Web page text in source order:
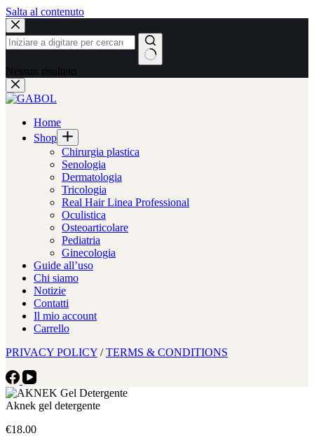
Salta al contenuto
Nessun risultato
Home
Shop
Chirurgia plastica
Senologia
Dermatologia
Tricologia
Real Hair Linea Professional
Oculistica
Osteoarticolare
Pediatria
Ginecologia
Guide all’uso
Chi siamo
Notizie
Contatti
Il mio account
Carrello
PRIVACY POLICY /TERMS & CONDITIONS
Aknek gel detergente
€18.00